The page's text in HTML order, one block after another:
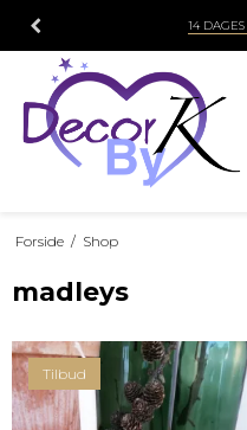
14 DAGES
Forside / Shop
madleys
Tilbud